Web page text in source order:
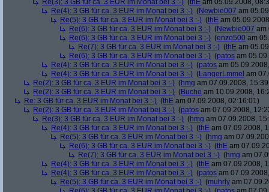
Re(3): 3 GB für ca. 3 EUR im Monat bei 3 :-) (thE am 05.09.2008,
Re(4): 3 GB für ca. 3 EUR im Monat bei 3 :-) (Newbie007 am
Re(5): 3 GB für ca. 3 EUR im Monat bei 3 :-) (thE am
Re(6): 3 GB für ca. 3 EUR im Monat bei 3 :-) (Newbie007 am
Re(6): 3 GB für ca. 3 EUR im Monat bei 3 :-) (enzo500 am
Re(7): 3 GB für ca. 3 EUR im Monat bei 3 :-) (thE am
Re(6): 3 GB für ca. 3 EUR im Monat bei 3 :-) (patos am
Re(4): 3 GB für ca. 3 EUR im Monat bei 3 :-) (patos am
Re(4): 3 GB für ca. 3 EUR im Monat bei 3 :-) (LangerLmmel am
Re(2): 3 GB für ca. 3 EUR im Monat bei 3 :-) (hmg am 07.09.2008,
Re(2): 3 GB für ca. 3 EUR im Monat bei 3 :-) (Bucho am 10.09.2008,
Re: 3 GB für ca. 3 EUR im Monat bei 3 :-) (thE am 07.09.2008, 02:16:01)
Re(2): 3 GB für ca. 3 EUR im Monat bei 3 :-) (patos am 07.09.2008,
Re(3): 3 GB für ca. 3 EUR im Monat bei 3 :-) (hmg am 07.09.2008,
Re(4): 3 GB für ca. 3 EUR im Monat bei 3 :-) (thE am 07.09.2008,
Re(5): 3 GB für ca. 3 EUR im Monat bei 3 :-) (hmg am
Re(6): 3 GB für ca. 3 EUR im Monat bei 3 :-) (thE am
Re(7): 3 GB für ca. 3 EUR im Monat bei 3 :-) (hmg am
Re(4): 3 GB für ca. 3 EUR im Monat bei 3 :-) (thE am 07.09.2008,
Re(4): 3 GB für ca. 3 EUR im Monat bei 3 :-) (patos am
Re(5): 3 GB für ca. 3 EUR im Monat bei 3 :-) (muhrly am